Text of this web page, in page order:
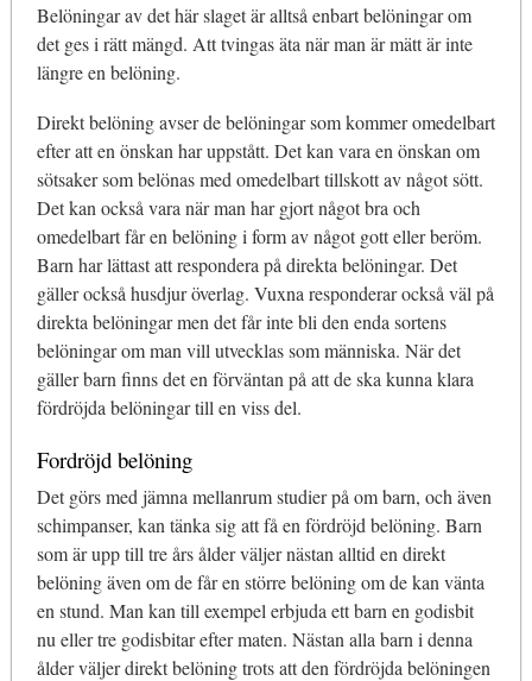
Belöningar av det här slaget är alltså enbart belöningar om
det ges i rätt mängd. Att tvingas äta när man är mätt är inte
längre en belöning.
Direkt belöning avser de belöningar som kommer omedelbart
efter att en önskan har uppstått. Det kan vara en önskan om
sötsaker som belönas med omedelbart tillskott av något sött.
Det kan också vara när man har gjort något bra och
omedelbart får en belöning i form av något gott eller beröm.
Barn har lättast att respondera på direkta belöningar. Det
gäller också husdjur överlag. Vuxna responderar också väl på
direkta belöningar men det får inte bli den enda sortens
belöningar om man vill utvecklas som människa. När det
gäller barn finns det en förväntan på att de ska kunna klara
fördröjda belöningar till en viss del.
Fordröjd belöning
Det görs med jämna mellanrum studier på om barn, och även
schimpanser, kan tänka sig att få en fördröjd belöning. Barn
som är upp till tre års ålder väljer nästan alltid en direkt
belöning även om de får en större belöning om de kan vänta
en stund. Man kan till exempel erbjuda ett barn en godisbit
nu eller tre godisbitar efter maten. Nästan alla barn i denna
ålder väljer direkt belöning trots att den fördröjda belöningen